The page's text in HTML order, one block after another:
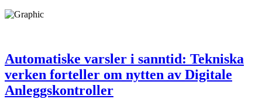
Automatiske varsler i sanntid: Tekniska
verken forteller om nytten av Digitale
Anleggskontroller